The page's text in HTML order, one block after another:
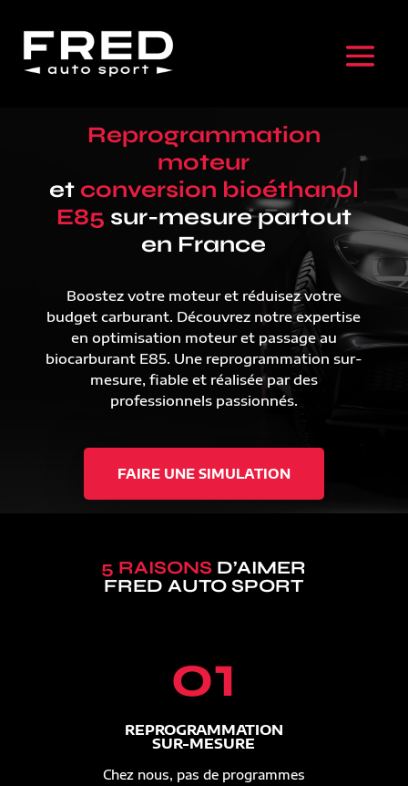
Reprogrammation
moteur
et conversion bioéthanol
E85 sur-mesure partout
en France
Boostez votre moteur et réduisez votre
budget carburant. Découvrez notre expertise
en optimisation moteur et passage au
biocarburant E85. Une reprogrammation sur-
mesure, fiable et réalisée par des
professionnels passionnés.
FAIRE UNE SIMULATION
5 RAISONS D’AIMER
FRED AUTO SPORT
01
REPROGRAMMATION
SUR-MESURE
Chez nous, pas de programmes